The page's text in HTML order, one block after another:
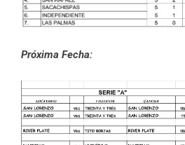
Próxima Fecha: